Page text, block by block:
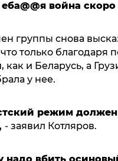
еба@@я война
группы снова
только
как и Беларусь, а
у нее.
режим должен
- заявил Котляров.